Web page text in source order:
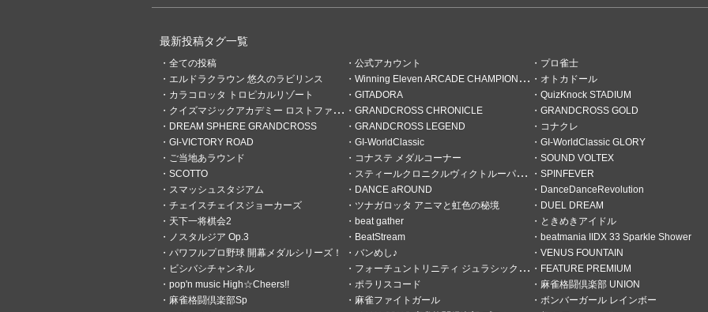
最新投稿タグ一覧
全ての投稿 公式アカウント
プロ雀士
エルドラクラウン 悠久のラビリンス
Winning Eleven ARCADE CHAMPIONSHIP
オトカドール
カラコロッタ トロピカルリゾート
GITADORA
QuizKnock STADIUM
クイズマジックアカデミー ロストファンタリウム
GRANDCROSS CHRONICLE
GRANDCROSS GOLD
DREAM SPHERE GRANDCROSS
GRANDCROSS LEGEND
コナクレ
GI-VICTORY ROAD
GI-WorldClassic
GI-WorldClassic GLORY
ご当地あラウンド
コナステ メダルコーナー
SOUND VOLTEX
SCOTTO
スティールクロニクルヴィクトルーパーズ
SPINFEVER
スマッシュスタジアム
DANCE aROUND
DanceDanceRevolution
チェイスチェイスジョーカーズ
ツナガロッタ アニマと虹色の秘境
DUEL DREAM
天下一将棋会2
beat gather
ときめきアイドル
ノスタルジア Op.3
BeatStream
beatmania IIDX 33 Sparkle Shower
パワフルプロ野球 開幕メダルシリーズ！
バンめし♪
VENUS FOUNTAIN
ビシバシチャンネル
フォーチュントリニティ ジュラシックトレジャー
FEATURE PREMIUM
pop'n music High☆Cheers!!
ポラリスコード
麻雀格闘倶楽部 UNION
麻雀格闘倶楽部Sp
麻雀ファイトガール
ボンバーガール レインボー